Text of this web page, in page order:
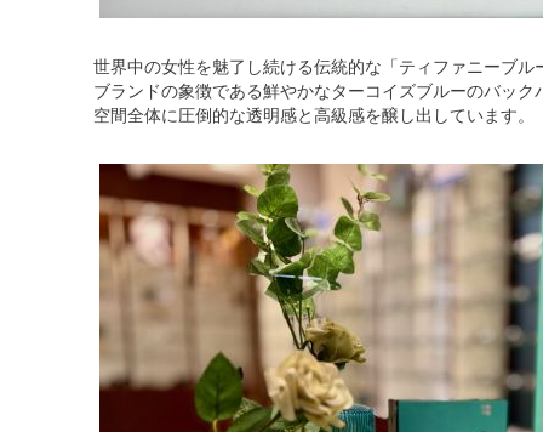
世界中の女性を魅了し続ける伝統的な「ティファニーブ
ブランドの象徴である鮮やかなターコイズブルーのバック
空間全体に圧倒的な透明感と高級感を醸し出しています。